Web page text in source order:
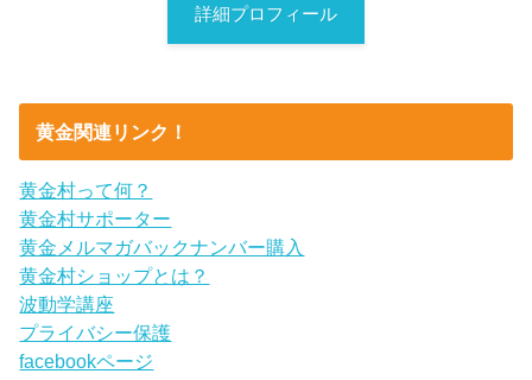
詳細プロフィール
黄金関連リンク！
黄金村って何？
黄金村サポーター
黄金メルマガバックナンバー購入
黄金村ショップとは？
波動学講座
プライバシー保護
facebookページ